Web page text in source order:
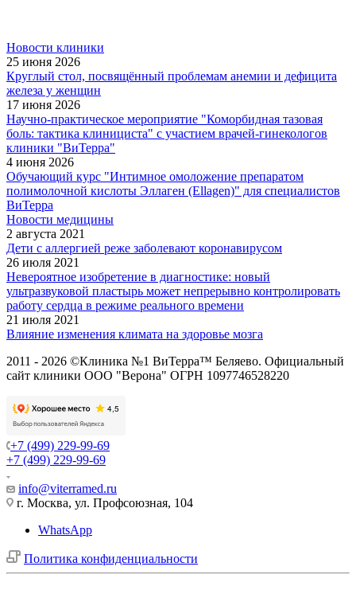
Новости клиники
25 июня 2026
Круглый стол, посвящённый проблемам анемии и дефицита
железа у женщин
17 июня 2026
Научно-практическое мероприятие "Коморбидная тазовая
боль: тактика клинициста" с участием врачей-гинекологов
клиники "ВиТерра"
4 июня 2026
Обучающий курс "Интимное омоложение препаратом
полимолочной кислоты Эллаген (Ellagen)" для специалистов
ВиТерра
Новости медицины
2 августа 2021
Дети с аллергией реже заболевают коронавирусом
26 июля 2021
Невероятное изобретение в диагностике: новый
ультразвуковой пластырь может непрерывно контролировать
работу сердца в режиме реального времени
21 июля 2021
Влияние изменения климата на здоровье мозга
2011 - 2026 ©Клиника №1 ВиТерра™ Беляево. Официальный
сайт клиники ООО "Верона" ОГРН 1097746528220
+7 (499) 229-99-69
+7 (499) 229-99-69
info@viterramed.ru
г. Москва, ул. Профсоюзная, 104
WhatsApp
Политика конфиденциальности